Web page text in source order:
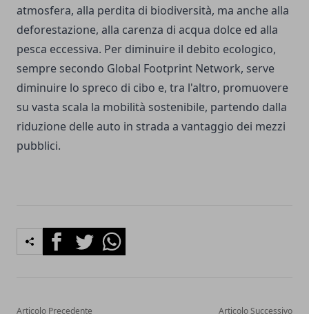
atmosfera, alla perdita di biodiversità, ma anche alla
deforestazione, alla carenza di acqua dolce ed alla
pesca eccessiva. Per diminuire il debito ecologico,
sempre secondo Global Footprint Network, serve
diminuire lo spreco di cibo e, tra l'altro, promuovere
su vasta scala la mobilità sostenibile, partendo dalla
riduzione delle auto in strada a vantaggio dei mezzi
pubblici.
FacebookTwitterWhatsapp
Articolo Precedente Articolo Successivo